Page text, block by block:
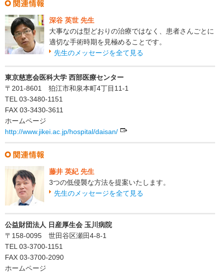
深谷 英世 先生
大事なのは型どおりの治療ではなく、患者さんごとに
適切な手術時期を見極めることです。
先生のメッセージを全て見る
東京慈恵会医科大学 西部医療センター
〒201-8601 狛江市和泉本町4丁目11-1
TEL 03-3480-1151
FAX 03-3430-3611
ホームページ
http://www.jikei.ac.jp/hospital/daisan/
藤井 英紀 先生
3つの低侵襲な方法を提案いたします。
先生のメッセージを全て見る
公益財団法人 日産厚生会 玉川病院
〒158-0095 世田谷区瀬田4-8-1
TEL 03-3700-1151
FAX 03-3700-2090
ホームページ